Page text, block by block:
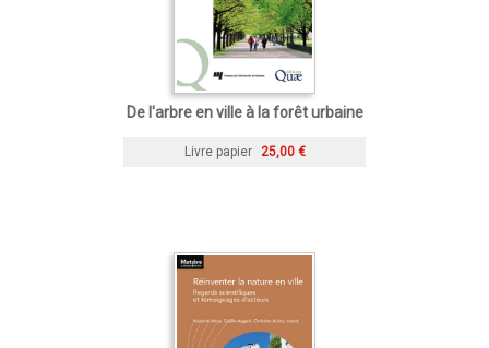
De l'arbre en ville à la forêt urbaine
Livre papier 25,00 €